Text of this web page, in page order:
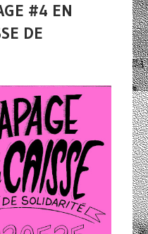
#4 EN
DE